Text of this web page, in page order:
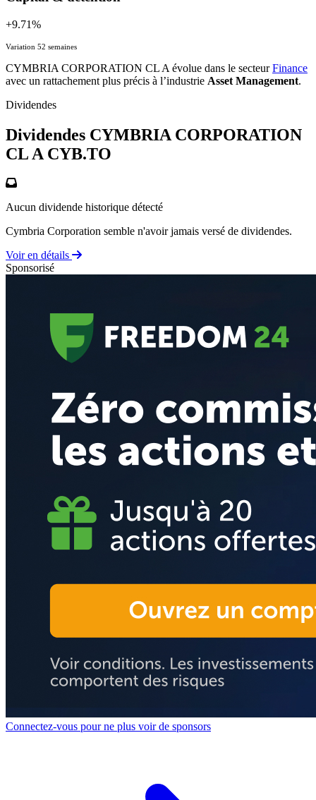
+9.71%
Variation 52 semaines
CYMBRIA CORPORATION CL A évolue dans le secteurFinance
avec un rattachement plus précis à l’industrie Asset Management.
Dividendes
Dividendes CYMBRIA CORPORATION
CL A CYB.TO
Aucun dividende historique détecté
Cymbria Corporation semble n'avoir jamais versé de dividendes.
Voir en détails
Sponsorisé
Connectez-vous pour ne plus voir de sponsors